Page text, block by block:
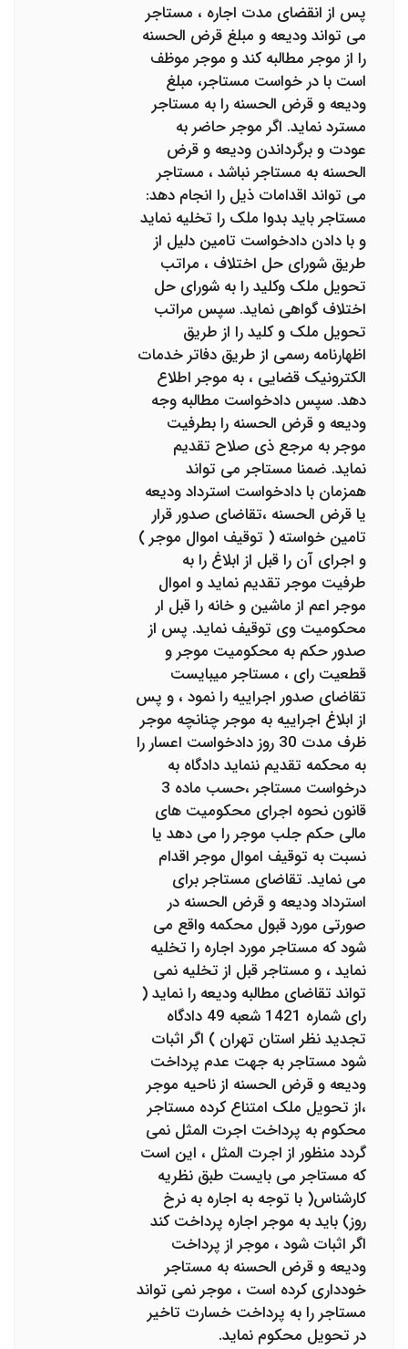
پس از انقضای مدت اجاره ، مستاجر
می تواند ودیعه و مبلغ قرض الحسنه
را از موجر مطالبه کند و موجر موظف
است با در خواست مستاجر، مبلغ
ودیعه و قرض الحسنه را به مستاجر
مسترد نماید. اگر موجر حاضر به
عودت و برگرداندن ودیعه و قرض
الحسنه به مستاجر نباشد ، مستاجر
می تواند اقدامات ذیل را انجام دهد:
مستاجر باید بدوا ملک را تخلیه نماید
و با دادن دادخواست تامین دلیل از
طریق شورای حل اختلاف ، مراتب
تحویل ملک وکلید را به شورای حل
اختلاف گواهی نماید. سپس مراتب
تحویل ملک و کلید را از طریق
اظهارنامه رسمی از طریق دفاتر خدمات
الکترونیک قضایی ، به موجر اطلاع
دهد. سپس دادخواست مطالبه وجه
ودیعه و قرض الحسنه را بطرفیت
موجر به مرجع ذی صلاح تقدیم
نماید. ضمنا مستاجر می تواند
همزمان با دادخواست استرداد ودیعه
یا قرض الحسنه ،تقاضای صدور قرار
تامین خواسته ( توقیف اموال موجر )
و اجرای آن را قبل از ابلاغ را به
طرفیت موجر تقدیم نماید و اموال
موجر اعم از ماشین و خانه را قبل ار
محکومیت وی توقیف نماید. پس از
صدور حکم به محکومیت موجر و
قطعیت رای ، مستاجر میبایست
تقاضای صدور اجراییه را نمود ، و پس
از ابلاغ اجراییه به موجر چنانچه موجر
ظرف مدت 30 روز دادخواست اعسار را
به محکمه تقدیم ننماید دادگاه به
درخواست مستاجر ،حسب ماده 3
قانون نحوه اجرای محکومیت های
مالی حکم جلب موجر را می دهد یا
نسبت به توقیف اموال موجر اقدام
می نماید. تقاضای مستاجر برای
استرداد ودیعه و قرض الحسنه در
صورتی مورد قبول محکمه واقع می
شود که مستاجر مورد اجاره را تخلیه
نماید ، و مستاجر قبل از تخلیه نمی
تواند تقاضای مطالبه ودیعه را نماید (
رای شماره 1421 شعبه 49 دادگاه
تجدید نظر استان تهران ) اگر اثبات
شود مستاجر به جهت عدم پرداخت
ودیعه و قرض الحسنه از ناحیه موجر
،از تحویل ملک امتناع کرده مستاجر
محکوم به پرداخت اجرت المثل نمی
گردد منظور از اجرت المثل ، این است
که مستاجر می بایست طبق نظریه
کارشناس( با توجه به اجاره به نرخ
روز) باید به موجر اجاره پرداخت کند
اگر اثبات شود ، موجر از پرداخت
ودیعه و قرض الحسنه به مستاجر
خودداری کرده است ، موجر نمی تواند
مستاجر را به پرداخت خسارت تاخیر
در تحویل محکوم نماید.